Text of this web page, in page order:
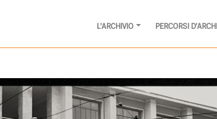
L'ARCHIVIO PERCORSI